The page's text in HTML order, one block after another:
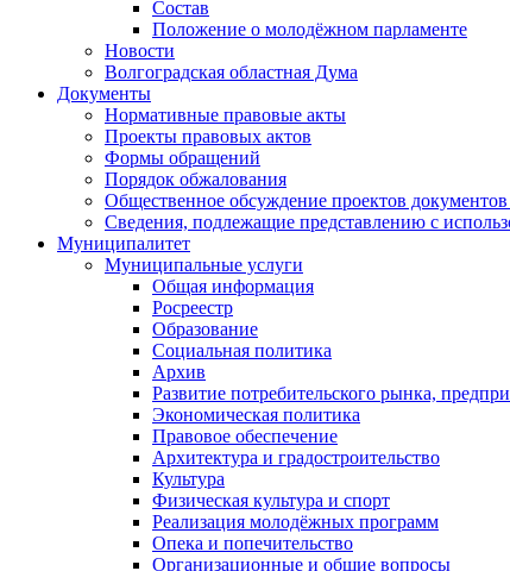
Состав
Положение о молодёжном парламенте
Новости
Волгоградская областная Дума
Документы
Нормативные правовые акты
Проекты правовых актов
Формы обращений
Порядок обжалования
Общественное обсуждение проектов документов
Сведения, подлежащие представлению с
Муниципалитет
Муниципальные услуги
Общая информация
Росреестр
Образование
Социальная политика
Архив
Развитие потребительского рынка,
Экономическая политика
Правовое обеспечение
Архитектура и градостроительство
Культура
Физическая культура и спорт
Реализация молодёжных программ
Опека и попечительство
Организационные и общие вопросы